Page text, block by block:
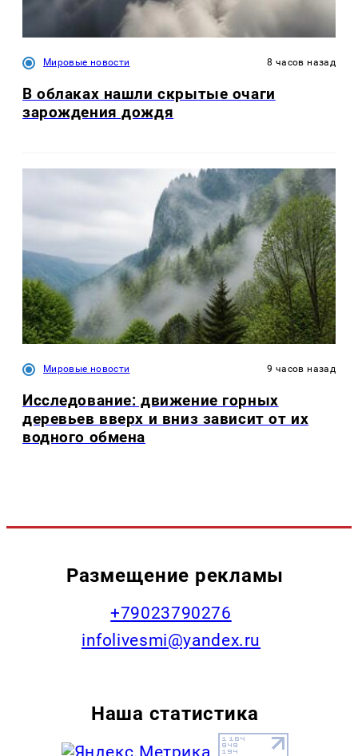
Мировые новости 8 часов назад
В облаках нашли скрытые очаги
зарождения дождя
Мировые новости 9 часов назад
Исследование: движение горных
деревьев вверх и вниз зависит от их
водного обмена
Размещение рекламы
+79023790276
infolivesmi@yandex.ru
Наша статистика